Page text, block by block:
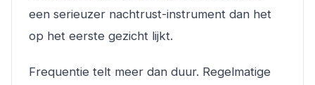
een serieuzer nachtrust-instrument dan het
op het eerste gezicht lijkt.
Frequentie telt meer dan duur. Regelmatige